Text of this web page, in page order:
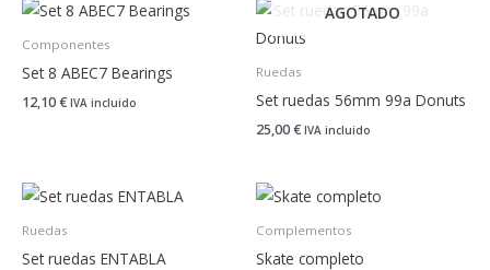
Componentes
Set 8 ABEC7 Bearings
12,10€ IVA incluido
AGOTADO
Ruedas
Set ruedas 56mm 99a Donuts
25,00€ IVA incluido
Ruedas
Set ruedas ENTABLA
Complementos
Skate completo